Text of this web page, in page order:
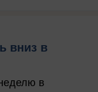
вниз в
в